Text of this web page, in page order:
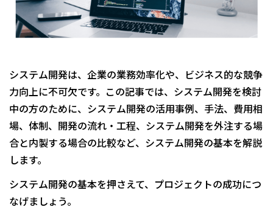
システム開発は、企業の業務効率化や、ビジネス的な競争
力向上に不可欠です。この記事では、システム開発を検討
中の方のために、システム開発の活用事例、手法、費用相
場、体制、開発の流れ・工程、システム開発を外注する場
合と内製する場合の比較など、システム開発の基本を解説
します。
システム開発の基本を押さえて、プロジェクトの成功につ
なげましょう。